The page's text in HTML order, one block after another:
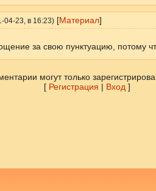
04-23 , в 16:23)[Материал]
за свою пунктуацию, потому
могут только
[ Регистрация | Вход ]